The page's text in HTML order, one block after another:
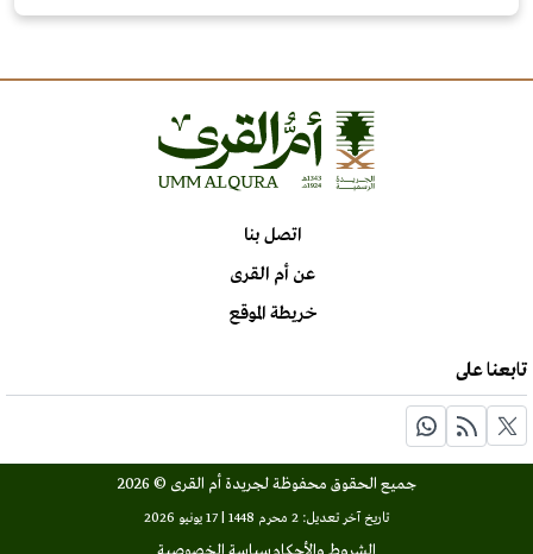
اتصل بنا
عن أم القرى
خريطة الموقع
تابعنا على
جميع الحقوق محفوظة لجريدة أم القرى © 2026
تاريخ آخر تعديل: 2 محرم 1448 | 17 يونيو 2026